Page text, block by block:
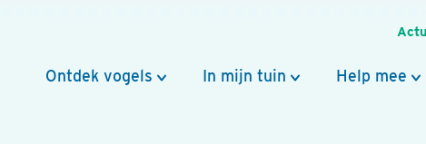
Ontdek vogels In mijn tuin Help mee